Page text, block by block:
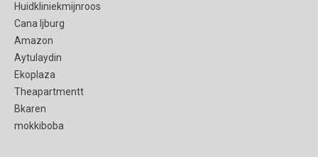
Huidkliniekmijnroos
Cana Ijburg
Amazon
Aytulaydin
Ekoplaza
Theapartmentt
Bkaren
mokkiboba